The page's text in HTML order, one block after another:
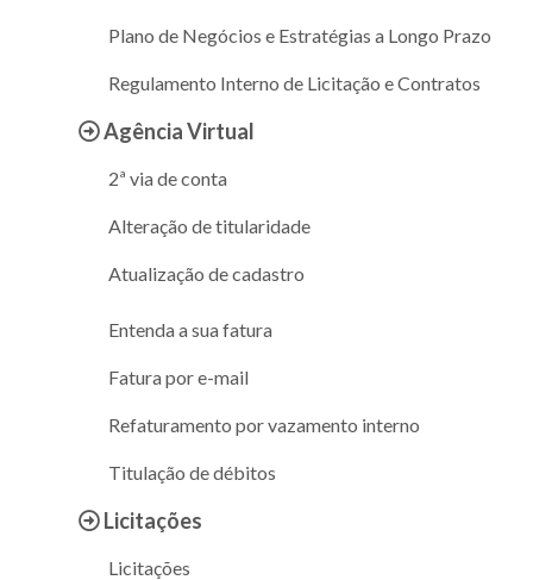
Plano de Negócios e Estratégias a Longo Prazo
Regulamento Interno de Licitação e Contratos
Agência Virtual
2ª via de conta
Alteração de titularidade
Atualização de cadastro
Entenda a sua fatura
Fatura por e-mail
Refaturamento por vazamento interno
Titulação de débitos
Licitações
Licitações